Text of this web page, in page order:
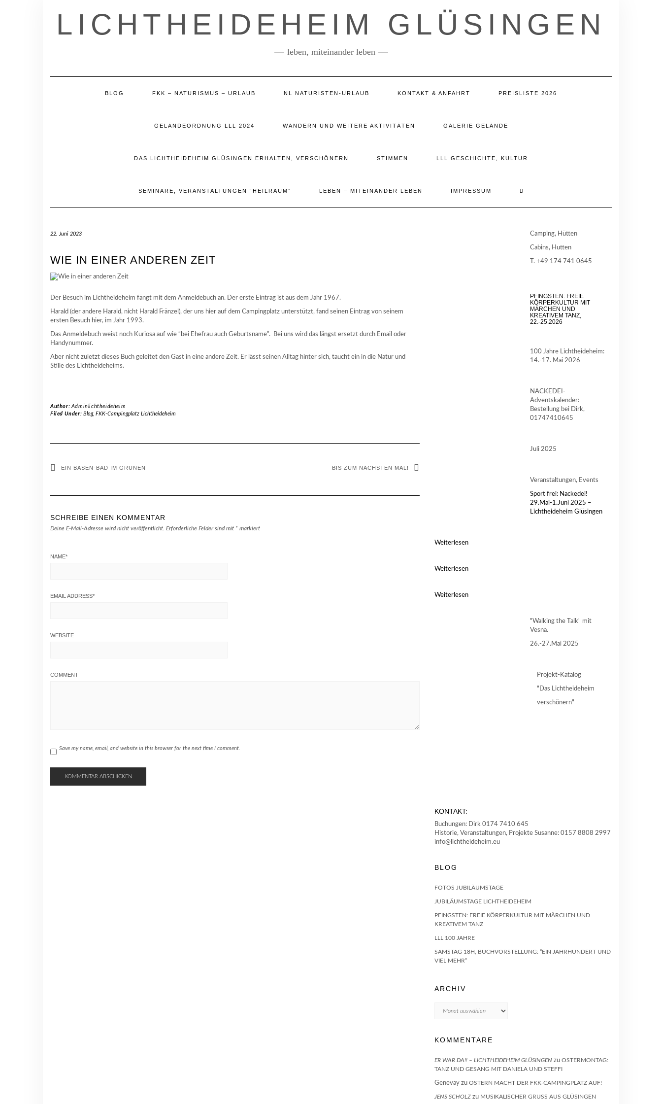
LICHTHEIDEHEIM GLÜSINGEN
leben, miteinander leben
BLOG FKK – NATURISMUS – URLAUB NL NATURISTEN-URLAUB KONTAKT & ANFAHRT PREISLISTE 2026
GELÄNDEORDNUNG LLL 2024 WANDERN UND WEITERE AKTIVITÄTEN GALERIE GELÄNDE
DAS LICHTHEIDEHEIM GLÜSINGEN ERHALTEN, VERSCHÖNERN STIMMEN LLL GESCHICHTE, KULTUR
SEMINARE, VERANSTALTUNGEN “HEILRAUM” LEBEN – MITEINANDER LEBEN IMPRESSUM
22. Juni 2023
WIE IN EINER ANDEREN ZEIT
Der Besuch im Lichtheideheim fängt mit dem Anmeldebuch an. Der erste Eintrag ist aus dem Jahr 1967.
Harald (der andere Harald, nicht Harald Fränzel), der uns hier auf dem Campingplatz unterstützt, fand seinen Eintrag von seinem
ersten Besuch hier, im Jahr 1993.
Das Anmeldebuch weist noch Kuriosa auf wie “bei Ehefrau auch Geburtsname”. Bei uns wird das längst ersetzt durch Email oder
Handynummer.
Aber nicht zuletzt dieses Buch geleitet den Gast in eine andere Zeit. Er lässt seinen Alltag hinter sich, taucht ein in die Natur und
Stille des Lichtheideheims.
Author: Adminlichtheideheim
Filed Under: Blog, FKK-Campingplatz Lichtheideheim
EIN BASEN-BAD IM GRÜNEN BIS ZUM NÄCHSTEN MAL!
SCHREIBE EINEN KOMMENTAR
Deine E-Mail-Adresse wird nicht veröffentlicht. Erforderliche Felder sind mit * markiert
NAME*
EMAIL ADDRESS*
WEBSITE
COMMENT
Save my name, email, and website in this browser for the next time I comment.
Camping, Hütten
Cabins, Hutten
T. +49 174 741 0645
PFINGSTEN: FREIE
KÖRPERKULTUR MIT
MÄRCHEN UND
KREATIVEM TANZ,
22.-25.2026
100 Jahre Lichtheideheim:
14.-17. Mai 2026
NACKEDEI-
Adventskalender:
Bestellung bei Dirk,
01747410645
Juli 2025
Veranstaltungen, Events
Sport frei: Nackedei!
29.Mai-1.Juni 2025 –
Lichtheideheim Glüsingen
Weiterlesen
Weiterlesen
Weiterlesen
"Walking the Talk" mit
Vesna.
26.-27.Mai 2025
Projekt-Katalog
"Das Lichtheideheim
verschönern"
KONTAKT:
Buchungen: Dirk 0174 7410 645
Historie, Veranstaltungen, Projekte Susanne: 0157 8808 2997
info@lichtheideheim.eu
BLOG
FOTOS JUBILÄUMSTAGE
JUBILÄUMSTAGE LICHTHEIDEHEIM
PFINGSTEN: FREIE KÖRPERKULTUR MIT MÄRCHEN UND
KREATIVEM TANZ
LLL 100 JAHRE
SAMSTAG 18H, BUCHVORSTELLUNG: “EIN JAHRHUNDERT UND
VIEL MEHR”
ARCHIV
KOMMENTARE
ER WAR DA!! – LICHTHEIDEHEIM GLÜSINGEN zu OSTERMONTAG:
TANZ UND GESANG MIT DANIELA UND STEFFI
Genevay zu OSTERN MACHT DER FKK-CAMPINGPLATZ AUF!
JENS SCHOLZ zu MUSIKALISCHER GRUSS AUS GLÜSINGEN